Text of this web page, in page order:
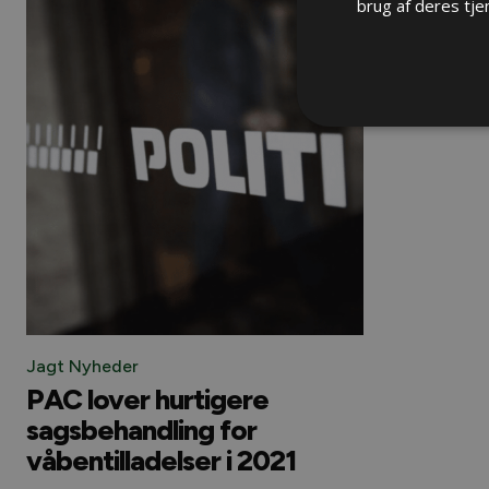
Jagt Nyheder
PAC lover hurtigere
sagsbehandling for
våbentilladelser i 2021
brug af deres